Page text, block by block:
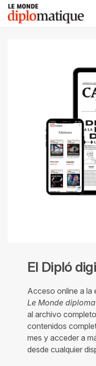
Skip
content
Le monde diplomatique
El Dipló
Acceso online a la
Le Monde
al archivo
contenidos
mes y acceder a
desde cualquier